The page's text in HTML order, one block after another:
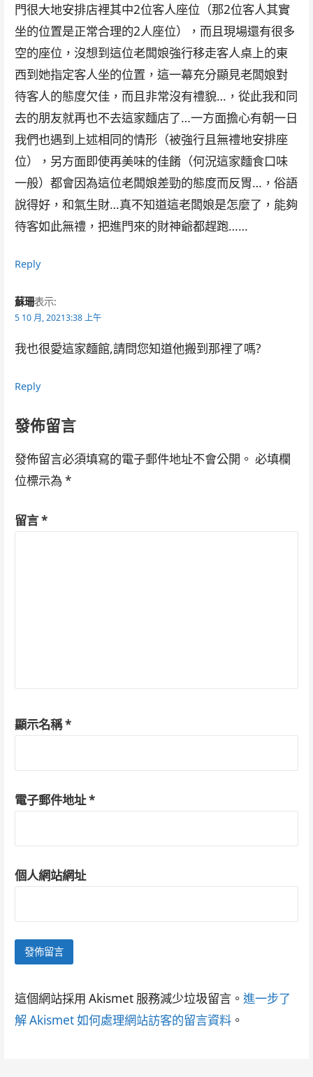
門很大地安排店裡其中2位客人座位（那2位客人其實
坐的位置是正常合理的2人座位），而且現場還有很多
空的座位，沒想到這位老闆娘強行移走客人桌上的東
西到她指定客人坐的位置，這一幕充分顯見老闆娘對
待客人的態度欠佳，而且非常沒有禮貌…，從此我和同
去的朋友就再也不去這家麵店了…一方面擔心有朝一日
我們也遇到上述相同的情形（被強行且無禮地安排座
位），另方面即使再美味的佳餚（何況這家麵食口味
一般）都會因為這位老闆娘差勁的態度而反胃…，俗語
說得好，和氣生財…真不知道這老闆娘是怎麼了，能夠
待客如此無禮，把進門來的財神爺都趕跑……
Reply
蘇珊表示:
5 10 月, 20213:38 上午
我也很愛這家麵館,請問您知道他搬到那裡了嗎?
Reply
發佈留言
發佈留言必須填寫的電子郵件地址不會公開。 必填欄
位標示為 *
留言*
顯示名稱*
電子郵件地址*
個人網站網址
這個網站採用 Akismet 服務減少垃圾留言。 進一步了
解 Akismet 如何處理網站訪客的留言資料。